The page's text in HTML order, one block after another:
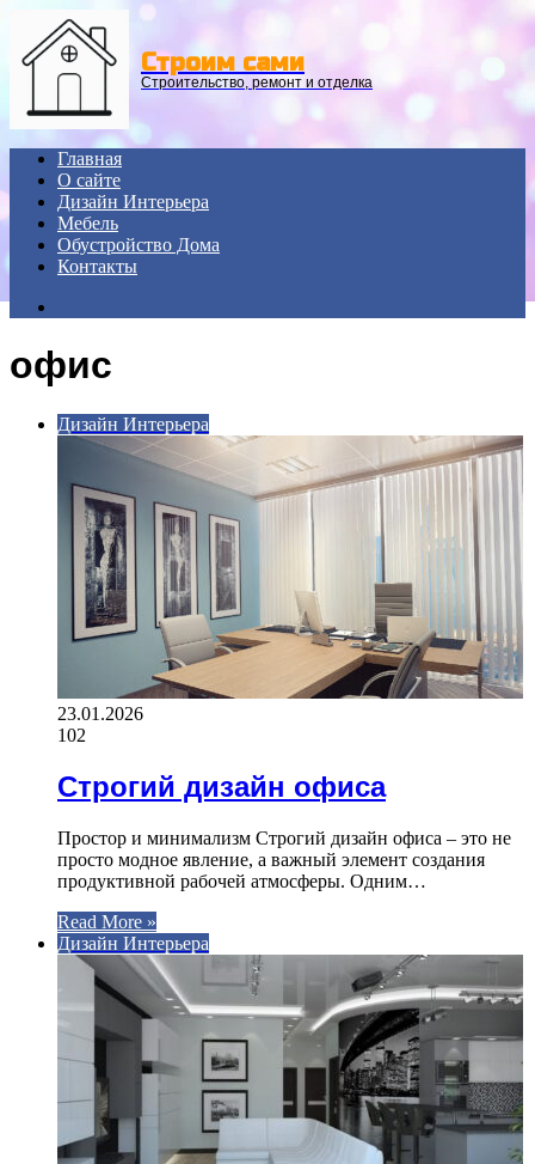
Строим сами
Строительство, ремонт и отделка
Главная
О сайте
Дизайн Интерьера
Мебель
Обустройство Дома
Контакты
офис
Дизайн Интерьера
23.01.2026
102
Строгий дизайн офиса
Простор и минимализм Строгий дизайн офиса – это не
просто модное явление, а важный элемент создания
продуктивной рабочей атмосферы. Одним…
Read More »
Дизайн Интерьера